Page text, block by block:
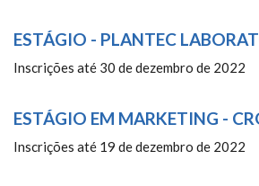
ESTÁGIO - PLANTEC
Inscrições até 30 de dezembro de 2022
ESTÁGIO EM MARKETING -
Inscrições até 19 de dezembro de 2022